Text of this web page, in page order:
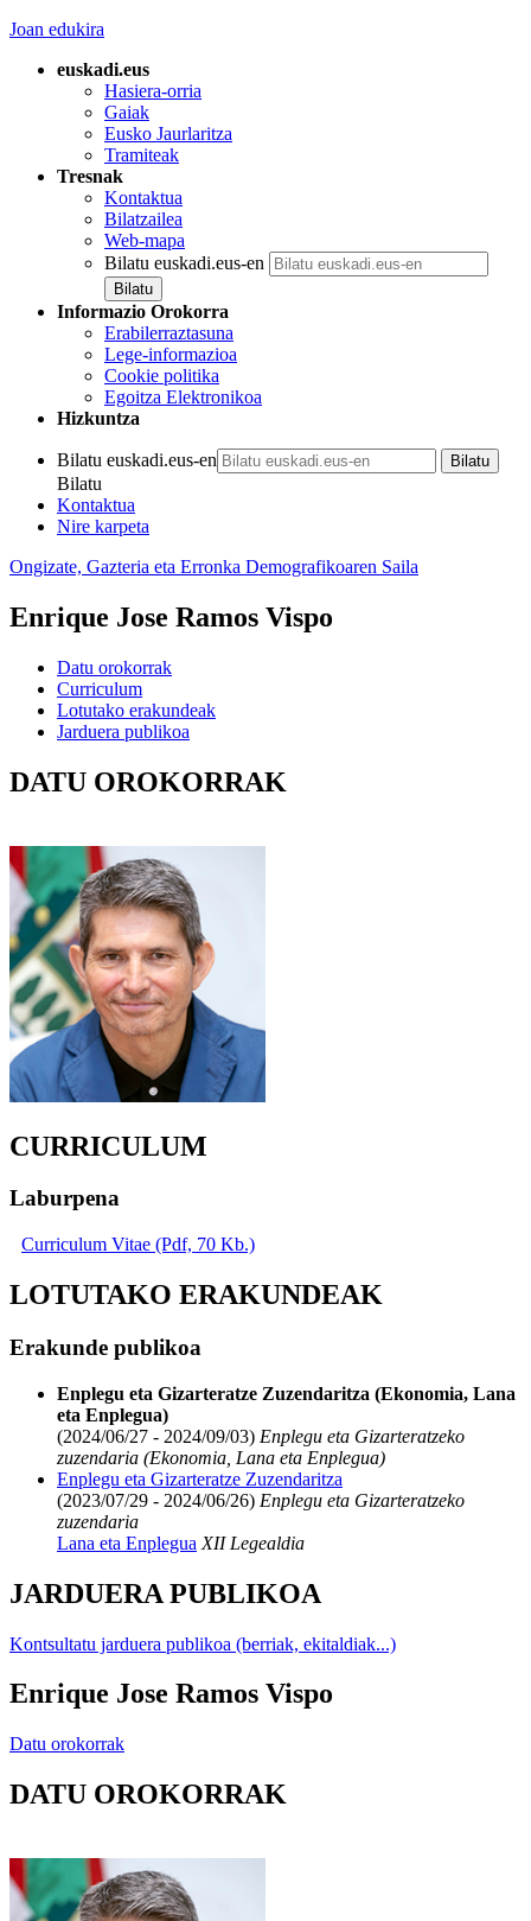
Joan edukira
euskadi.eus
Hasiera-orria
Gaiak
Eusko Jaurlaritza
Tramiteak
Tresnak
Kontaktua
Bilatzailea
Web-mapa
Bilatu euskadi.eus-en
Informazio Orokorra
Erabilerraztasuna
Lege-informazioa
Cookie politika
Egoitza Elektronikoa
Hizkuntza
Bilatu euskadi.eus-en
Bilatu
Kontaktua
Nire karpeta
Ongizate, Gazteria eta Erronka Demografikoaren Saila
Enrique Jose Ramos Vispo
Datu orokorrak
Curriculum
Lotutako erakundeak
Jarduera publikoa
DATU OROKORRAK
CURRICULUM
Laburpena
Curriculum Vitae (Pdf, 70 Kb.)
LOTUTAKO ERAKUNDEAK
Erakunde publikoa
Enplegu eta Gizarteratze Zuzendaritza (Ekonomia, Lana
eta Enplegua)
(2024/06/27 - 2024/09/03) Enplegu eta Gizarteratzeko
zuzendaria (Ekonomia, Lana eta Enplegua)
Enplegu eta Gizarteratze Zuzendaritza
(2023/07/29 - 2024/06/26) Enplegu eta Gizarteratzeko
zuzendaria
Lana eta Enplegua XII Legealdia
JARDUERA PUBLIKOA
Kontsultatu jarduera publikoa (berriak, ekitaldiak...)
Enrique Jose Ramos Vispo
Datu orokorrak
DATU OROKORRAK